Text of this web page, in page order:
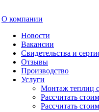
О компании
Новости
Вакансии
Свидетельства и
Отзывы
Производство
Услуги
Монтаж теплиц
Рассчитать
Рассчитать